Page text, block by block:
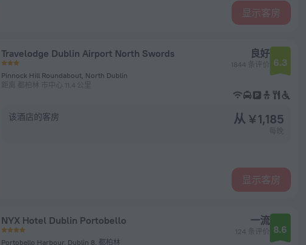
显示客房
Travelodge Dublin Airport North Swords
Pinnock Hill Roundabout, North Dublin
距离 都柏林 市中心 11.4 公里
良好
1844 条评价 6.3
该酒店的客房 从 ¥ 1,185
显示客房
NYX Hotel Dublin Portobello
Portobello Harbour, Dublin 8, 都柏林
一流
124 条评价 8.6